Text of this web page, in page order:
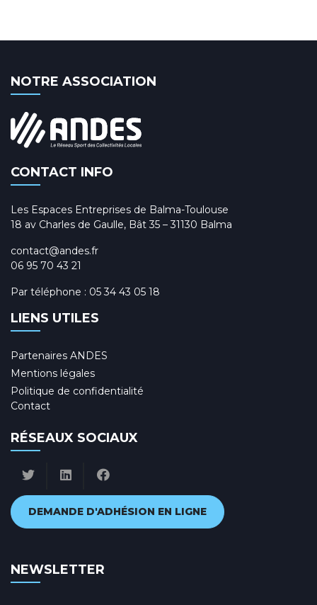
NOTRE ASSOCIATION
CONTACT INFO
Les Espaces Entreprises de Balma-Toulouse
18 av Charles de Gaulle, Bât 35 – 31130 Balma
contact@andes.fr
06 95 70 43 21
Par téléphone : 05 34 43 05 18
LIENS UTILES
Partenaires ANDES
Mentions légales
Politique de confidentialité
Contact
RÉSEAUX SOCIAUX
DEMANDE D'ADHÉSION EN LIGNE
NEWSLETTER